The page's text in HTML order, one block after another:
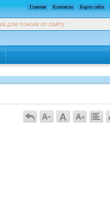
Главная Контакты Карта сайта